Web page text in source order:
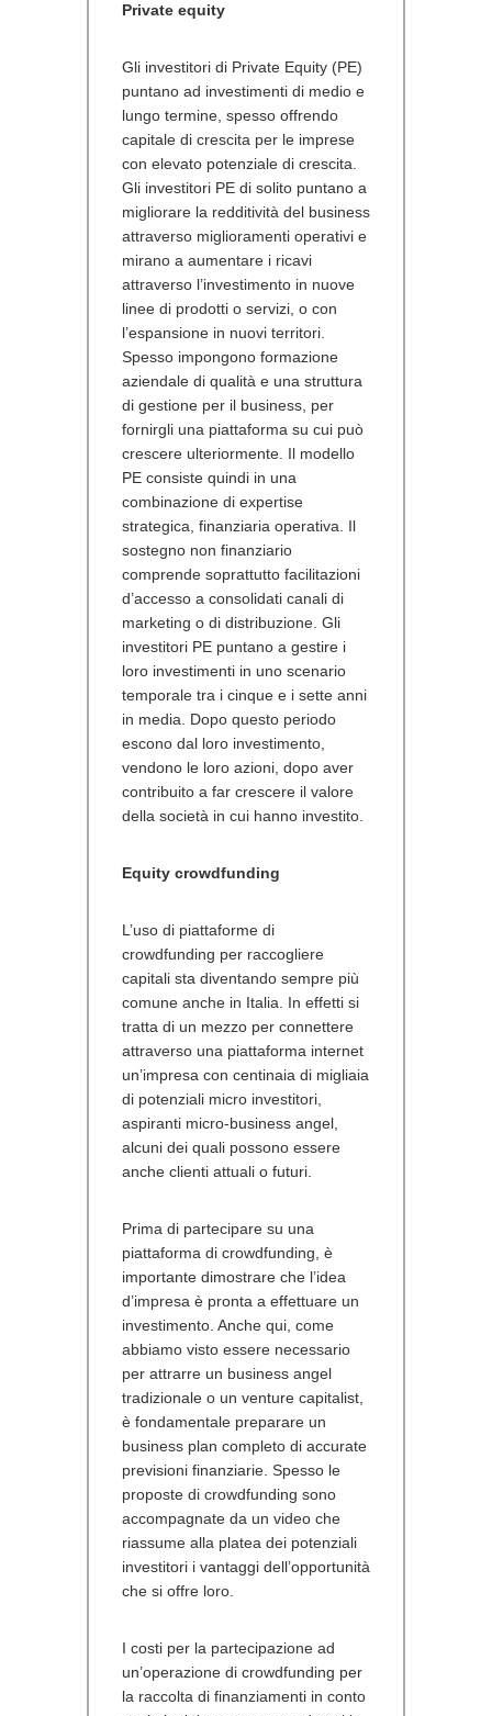
Private equity
Gli investitori di Private Equity (PE)
puntano ad investimenti di medio e
lungo termine, spesso offrendo
capitale di crescita per le imprese
con elevato potenziale di crescita.
Gli investitori PE di solito puntano a
migliorare la redditività del business
attraverso miglioramenti operativi e
mirano a aumentare i ricavi
attraverso l’investimento in nuove
linee di prodotti o servizi, o con
l’espansione in nuovi territori.
Spesso impongono formazione
aziendale di qualità e una struttura
di gestione per il business, per
fornirgli una piattaforma su cui può
crescere ulteriormente. Il modello
PE consiste quindi in una
combinazione di expertise
strategica, finanziaria operativa. Il
sostegno non finanziario
comprende soprattutto facilitazioni
d’accesso a consolidati canali di
marketing o di distribuzione. Gli
investitori PE puntano a gestire i
loro investimenti in uno scenario
temporale tra i cinque e i sette anni
in media. Dopo questo periodo
escono dal loro investimento,
vendono le loro azioni, dopo aver
contribuito a far crescere il valore
della società in cui hanno investito.
Equity crowdfunding
L’uso di piattaforme di
crowdfunding per raccogliere
capitali sta diventando sempre più
comune anche in Italia. In effetti si
tratta di un mezzo per connettere
attraverso una piattaforma internet
un’impresa con centinaia di migliaia
di potenziali micro investitori,
aspiranti micro-business angel,
alcuni dei quali possono essere
anche clienti attuali o futuri.
Prima di partecipare su una
piattaforma di crowdfunding, è
importante dimostrare che l’idea
d’impresa è pronta a effettuare un
investimento. Anche qui, come
abbiamo visto essere necessario
per attrarre un business angel
tradizionale o un venture capitalist,
è fondamentale preparare un
business plan completo di accurate
previsioni finanziarie. Spesso le
proposte di crowdfunding sono
accompagnate da un video che
riassume alla platea dei potenziali
investitori i vantaggi dell’opportunità
che si offre loro.
I costi per la partecipazione ad
un’operazione di crowdfunding per
la raccolta di finanziamenti in conto